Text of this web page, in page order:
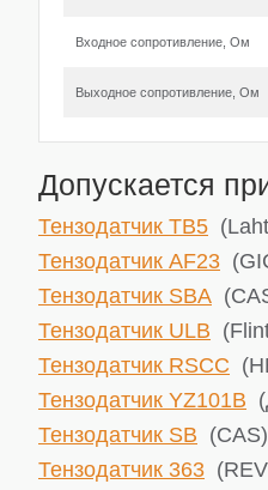
Входное сопротивление, Ом
Выходное сопротивление, Ом
Допускается
Тензодатчик TB5
Тензодатчик AF23
Тензодатчик SBA
Тензодатчик ULB
Тензодатчик RSCC
Тензодатчик YZ101B
Тензодатчик SB (CAS)
Тензодатчик 363